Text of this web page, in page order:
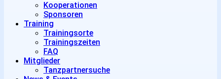
Kooperationen
Sponsoren
Training
Trainingsorte
Trainingszeiten
FAQ
Mitglieder
Tanzpartnersuche